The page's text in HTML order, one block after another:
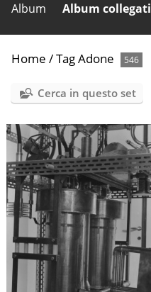
Album Album collegati
Home /TagAdone 546
Cerca in questo set